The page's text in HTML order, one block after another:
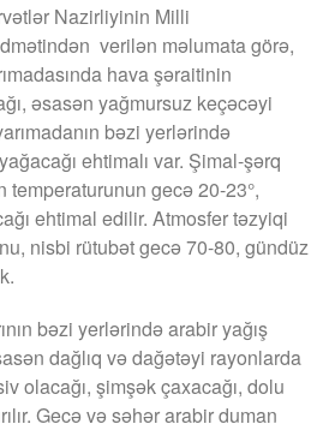
Nazirliyinin Milli
verilən məlumata görə,
hava şəraitinin
əsasən yağmursuz keçəcəyi
bəzi yerlərində
ehtimalı var. Şimal-şərq
temperaturunun gecə 20-23°,
ehtimal edilir. Atmosfer təzyiqi
nisbi rütubət gecə 70-80, gündüz
bəzi yerlərində arabir yağış
dağlıq və dağətəyi rayonlarda
olacağı, şimşək çaxacağı, dolu
Gecə və səhər arabir duman